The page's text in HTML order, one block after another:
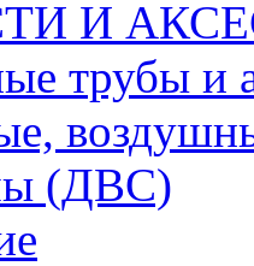
И
трубы и
(ДВС)